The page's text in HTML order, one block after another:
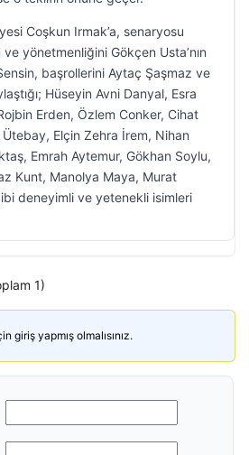
Coşkun Irmak’a, senaryosu
ve yönetmenliğini Gökçen Usta’nın
başrollerini Aytaç Şaşmaz ve
Hüseyin Avni Danyal, Esra
Erden, Özlem Conker, Cihat
Elçin Zehra İrem, Nihan
Emrah Aytemur, Gökhan Soylu,
Kunt, Manolya Maya, Murat
deneyimli ve yetenekli isimleri
1)
giriş yapmış olmalısınız.